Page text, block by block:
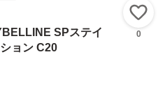
SPステイ
ョン C20
0